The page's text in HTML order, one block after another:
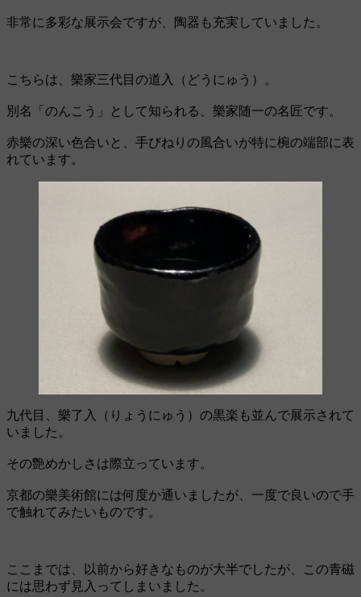
非常に多彩な展示会ですが、陶器も充実していました。
こちらは、樂家三代目の道入（どうにゅう）。
別名「のんこう」として知られる、樂家随一の名匠です。
赤樂の深い色合いと、手びねりの風合いが特に椀の端部に表
れています。
九代目、樂了入（りょうにゅう）の黒楽も並んで展示されて
いました。
その艶めかしさは際立っています。
京都の樂美術館には何度か通いましたが、一度で良いので手
で触れてみたいものです。
ここまでは、以前から好きなものが大半でしたが、この青磁
には思わず見入ってしまいました。